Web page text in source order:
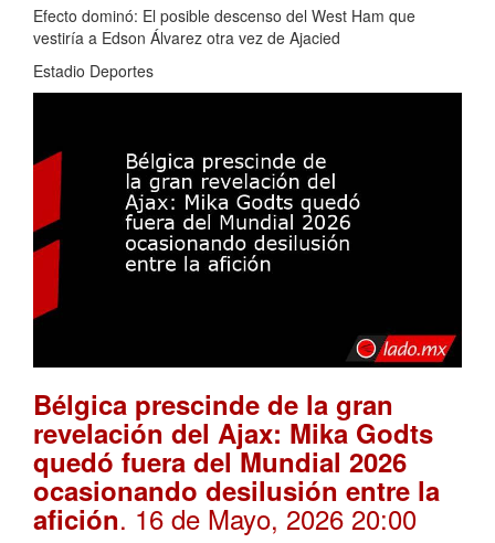
Efecto dominó: El posible descenso del West Ham que
vestiría a Edson Álvarez otra vez de Ajacied
Estadio Deportes
Bélgica prescinde de la gran
revelación del Ajax: Mika Godts
quedó fuera del Mundial 2026
ocasionando desilusión entre la
afición. 16 de Mayo, 2026 20:00